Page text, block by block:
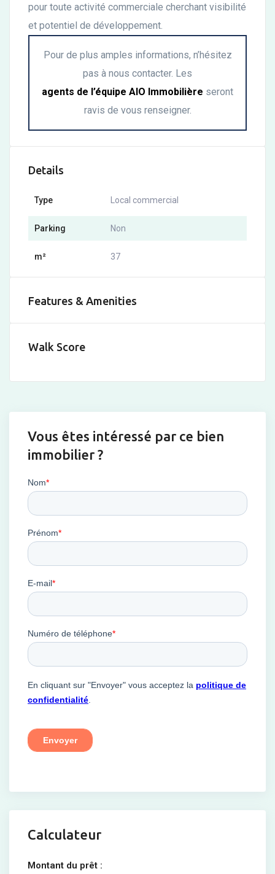
pour toute activité commerciale cherchant visibilité
et potentiel de développement.
Pour de plus amples informations, n’hésitez
pas à nous contacter. Les
agents de l’équipe AIO Immobilière seront
ravis de vous renseigner.
Details
Type Local commercial
Parking Non
m² 37
Features & Amenities
Walk Score
Vous êtes intéressé par ce bien
immobilier ?
Calculateur
Montant du prêt :